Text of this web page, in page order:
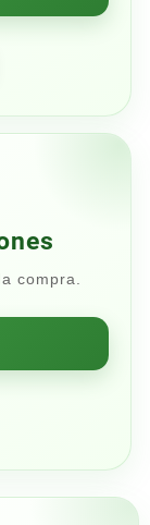
compra.